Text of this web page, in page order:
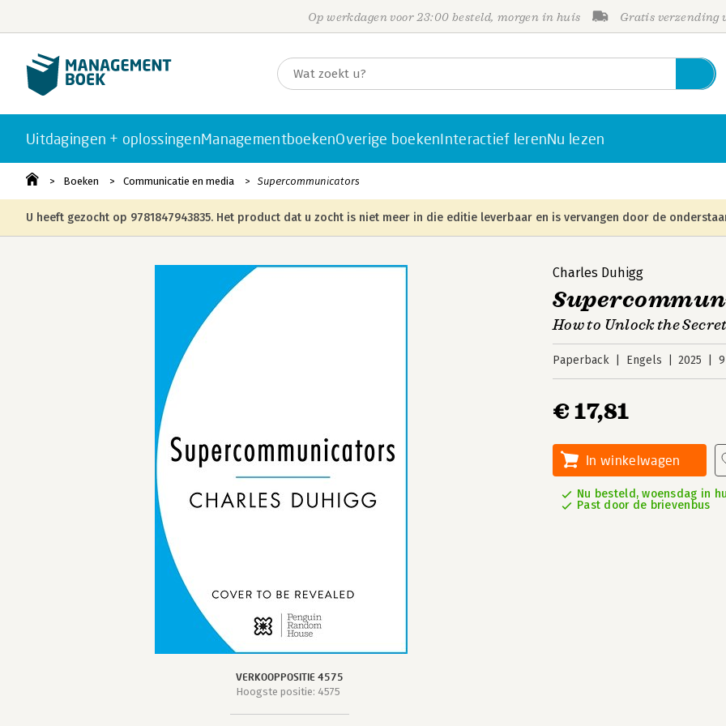
Op werkdagen voor 23:00 besteld, morgen in huis Gratis verzending
Uitdagingen + oplossingenManagementboekenOverige boekenInteractief lerenNu lezen
Boeken Communicatie en media Supercommunicators
U heeft gezocht op 9781847943835. Het product dat u zocht is niet meer in die editie leverbaar en is vervangen door de
VERKOOPPOSITIE 4575
Hoogste positie: 4575
Charles Duhigg
How to Unlock the
Paperback Engels 2025
€ 17,81
In winkelwagen
Nu besteld, woensdag in
Past door de brievenbus